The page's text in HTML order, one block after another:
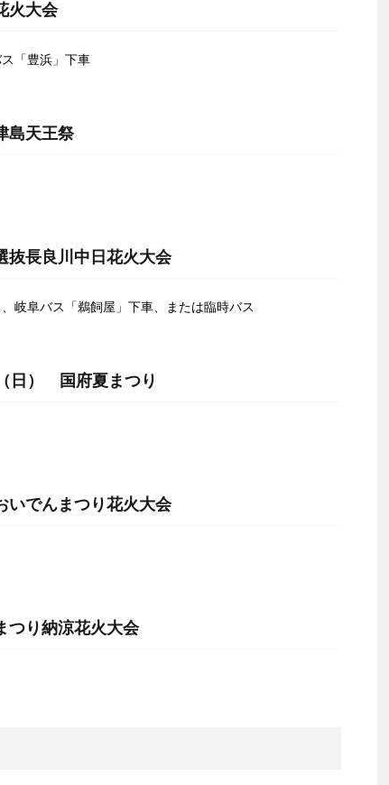
火大会
「豊浜」下車
島天王祭
長良川中日花火大会
岐阜バス「鵜飼屋」下車、または臨時バス
日） 国府夏まつり
でんまつり花火大会
り納涼花火大会